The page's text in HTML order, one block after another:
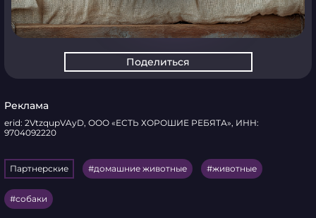
Поделиться
Реклама
erid: 2VtzqupVAyD, ООО «ЕСТЬ ХОРОШИЕ РЕБЯТА», ИНН:
9704092220
Партнерские домашние животные животные
собаки